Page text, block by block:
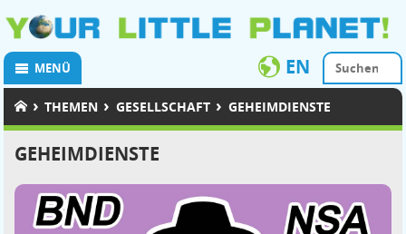
MENÜ EN
› THEMEN › GESELLSCHAFT › GEHEIMDIENSTE
GEHEIMDIENSTE